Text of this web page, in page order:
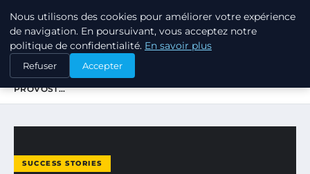
TUEZ-LES TOUS
ACCUEIL
SUCCESS STORIES
AUGUSTIN PALUEL-MARMONT, MERCEDES ERRA, FRANCK
PROVOST…
SUCCESS STORIES
Nous utilisons des cookies pour améliorer votre expérience
de navigation. En poursuivant, vous acceptez notre
politique de confidentialité. En savoir plus
Refuser Accepter